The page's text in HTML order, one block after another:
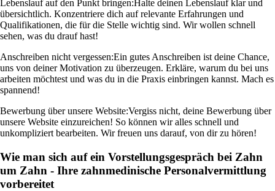
Lebenslauf auf den Punkt bringen:Halte deinen Lebenslauf klar und
übersichtlich. Konzentriere dich auf relevante Erfahrungen und
Qualifikationen, die für die Stelle wichtig sind. Wir wollen schnell
sehen, was du drauf hast!
Anschreiben nicht vergessen:Ein gutes Anschreiben ist deine Chance,
uns von deiner Motivation zu überzeugen. Erkläre, warum du bei uns
arbeiten möchtest und was du in die Praxis einbringen kannst. Mach es
spannend!
Bewerbung über unsere Website:Vergiss nicht, deine Bewerbung über
unsere Website einzureichen! So können wir alles schnell und
unkompliziert bearbeiten. Wir freuen uns darauf, von dir zu hören!
Wie man sich auf ein Vorstellungsgespräch bei Zahn
um Zahn - Ihre zahnmedinische Personalvermittlung
vorbereitet